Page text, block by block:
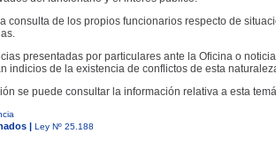
consulta de los propios funcionarios respecto de
presentadas por particulares ante la Oficina o
indicios de la existencia de conflictos de esta
se puede consultar la información relativa a esta
| Ley Nº 25.188